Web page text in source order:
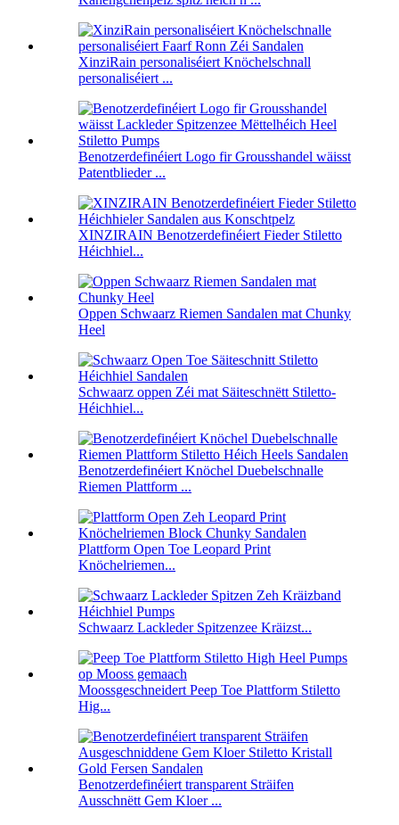
XinziRain personaliséiert Knöchelschnall
personaliséiert ...
Benotzerdefinéiert Logo fir Grousshandel wäisst
Patentblieder ...
XINZIRAIN Benotzerdefinéiert Fieder Stiletto
Héichhiel...
Oppen Schwaarz Riemen Sandalen mat Chunky
Heel
Schwaarz oppen Zéi mat Säiteschnëtt Stiletto-
Héichhiel...
Benotzerdefinéiert Knöchel Duebelschnalle
Riemen Plattform ...
Plattform Open Toe Leopard Print
Knöchelriemen...
Schwaarz Lackleder Spitzenzee Kräizst...
Moossgeschneidert Peep Toe Plattform Stiletto
Hig...
Benotzerdefinéiert transparent Sträifen
Ausschnëtt Gem Kloer ...